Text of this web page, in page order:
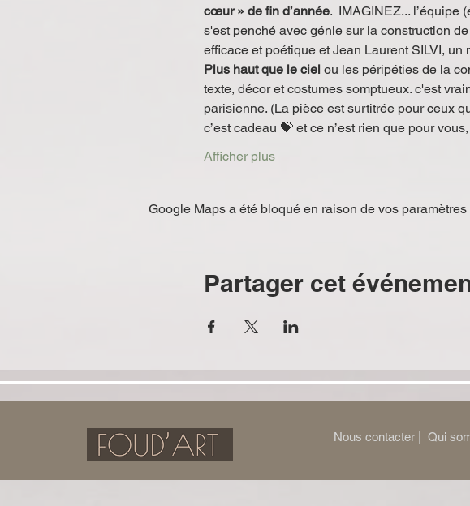
cœur » de fin d’année.  IMAGINEZ...
s'est penché avec génie sur la construction
efficace et poétique et Jean Laurent SILVI,
Plus haut que le ciel ou les péripéties de la
texte, décor et costumes somptueux. c'est
parisienne. (La pièce est surtitrée pour ceux
c’est cadeau 💝 et ce n’est rien que pour
Afficher plus
Google Maps a été bloqué en raison de vos
Partager cet
Nous contacter | Qui